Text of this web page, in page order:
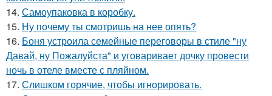
14. Самоупаковка в коробку.
15. Ну почему ты смотришь на нее опять?
16. Боня устроила семейные переговоры в стиле "ну
Давай, ну Пожалуйста" и уговаривает дочку провести
ночь в отеле вместе с пляйном.
17. Слишком горячие, чтобы игнорировать.